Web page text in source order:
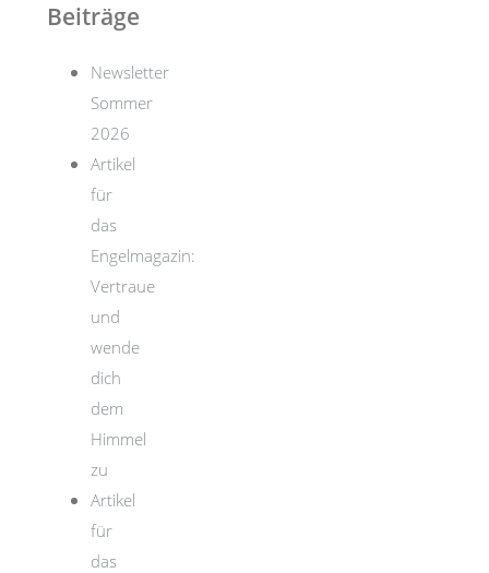
Beiträge
Newsletter
Sommer
2026
Artikel
für
das
Engelmagazin:
Vertraue
und
wende
dich
dem
Himmel
zu
Artikel
für
das